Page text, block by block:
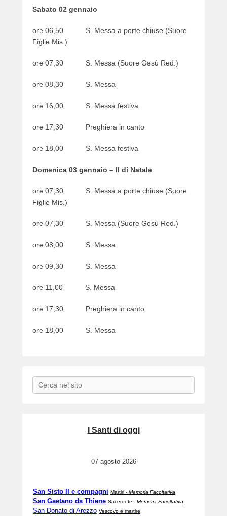
Sabato 02 gennaio
ore 06,50 S. Messa a porte chiuse (Suore
Figlie Mis.)
ore 07,30 S. Messa (Suore Gesù Red.)
ore 08,30 S. Messa
ore 16,00 S. Messa festiva
ore 17,30 Preghiera in canto
ore 18,00 S. Messa festiva
Domenica 03 gennaio – II di Natale
ore 07,30 S. Messa a porte chiuse (Suore
Figlie Mis.)
ore 07,30 S. Messa (Suore Gesù Red.)
ore 08,00 S. Messa
ore 09,30 S. Messa
ore 11,00 S. Messa
ore 17,30 Preghiera in canto
ore 18,00 S. Messa
Search
I Santi di oggi
07 agosto 2026
San Sisto II e compagni Martiri - Memoria Facoltativa
San Gaetano da Thiene Sacerdote - Memoria Facoltativa
San Donato di Arezzo Vescovo e martire